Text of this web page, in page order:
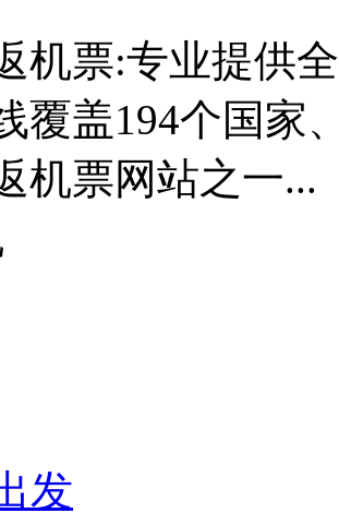
机票:专业提供
覆盖194个国家
机票网站之一...
发